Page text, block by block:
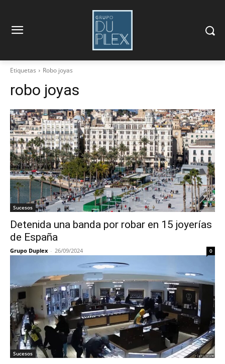
Etiquetas Robo joyas
robo joyas
Sucesos
Detenida una banda por robar en 15 joyerías
de España
Grupo Duplex - 26/09/2024 0
Sucesos